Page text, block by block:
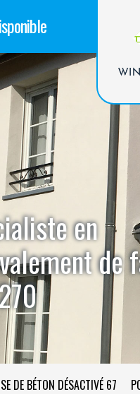
en
de
DE BÉTON DÉSACTIVÉ 67